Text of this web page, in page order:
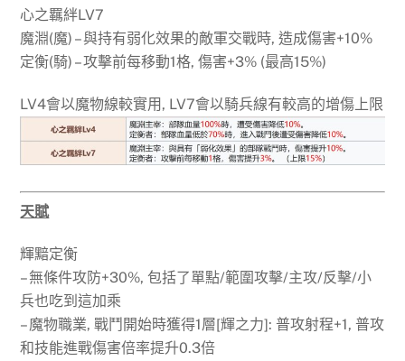
心之羈絆LV7
魔淵(魔) – 與持有弱化效果的敵軍交戰時, 造成傷害+10%
定衡(騎) – 攻擊前每移動1格, 傷害+3% (最高15%)
LV4會以魔物線較實用, LV7會以騎兵線有較高的增傷上限
天賦
輝黯定衡
– 無條件攻防+30%, 包括了單點/範圍攻擊/主攻/反擊/小
兵也吃到這加乘
– 魔物職業, 戰鬥開始時獲得1層[輝之力]: 普攻射程+1, 普攻
和技能進戰傷害倍率提升0.3倍